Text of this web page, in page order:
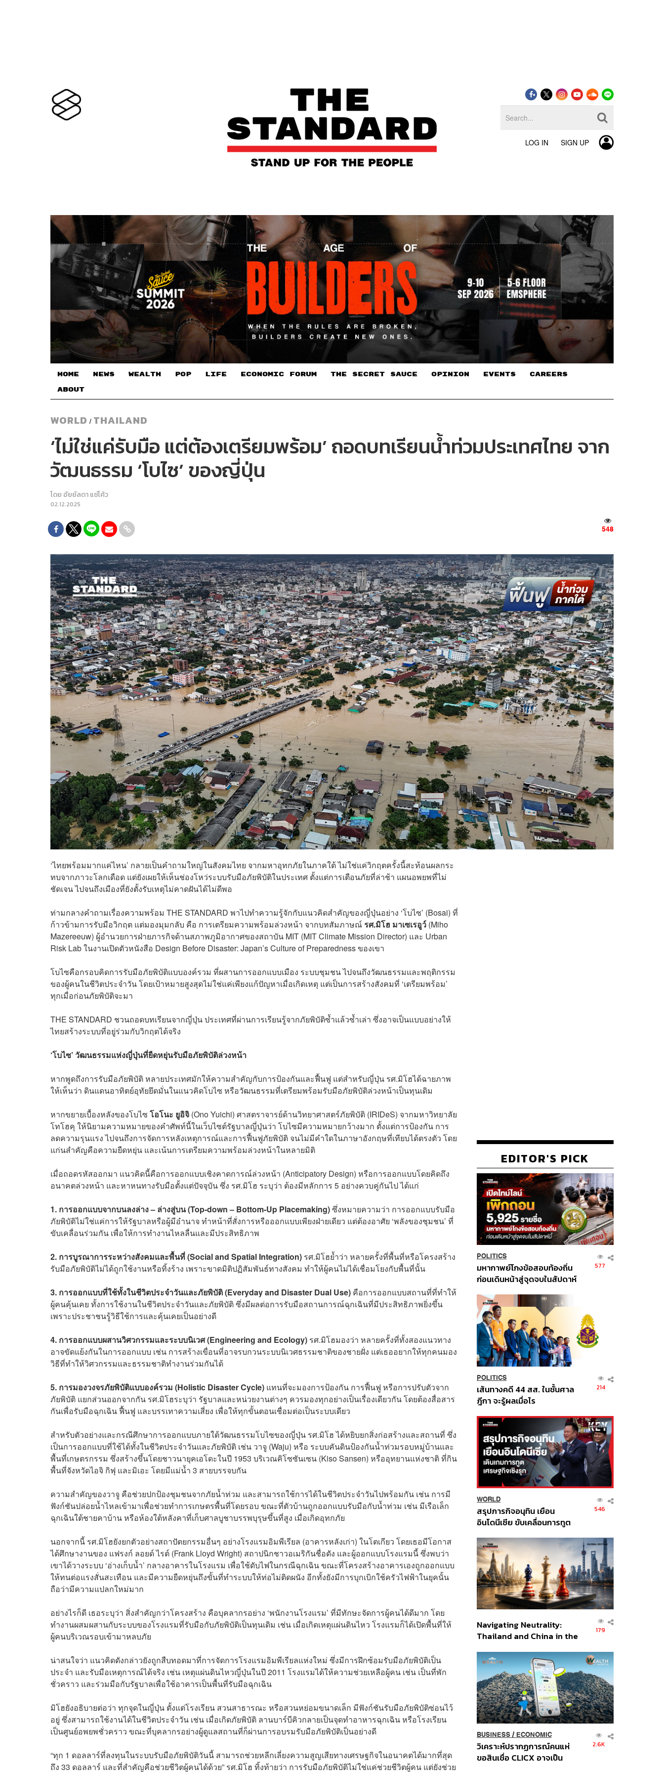
LOG IN SIGN UP
HOME NEWS WEALTH POP LIFE ECONOMIC FORUM THE SECRET SAUCE​ OPINION EVENTS CAREERS
ABOUT
WORLD / THAILAND
‘ไม่ใช่แค่รับมือ แต่ต้องเตรียมพร้อม’ ถอดบทเรียนน้ำท่วมประเทศไทย จาก
วัฒนธรรม ‘โบไซ’ ของญี่ปุ่น
โดย อัยย์ลดา แซ่โค้ว
02.12.2025
548
‘ไทยพร้อมมากแค่ไหน’ กลายเป็นคำถามใหญ่ในสังคมไทย จากมหาอุทกภัยในภาคใต้ ไม่ใช่แค่วิกฤตครั้งนี้สะท้อนผลกระ
ทบจากภาวะโลกเดือด แต่ยังเผยให้เห็นช่องโหว่ระบบรับมือภัยพิบัติในประเทศ ตั้งแต่การเตือนภัยที่ล่าช้า แผนอพยพที่ไม่
ชัดเจน ไปจนถึงเมืองที่ยังตั้งรับเหตุไม่คาดฝันได้ไม่ดีพอ
ท่ามกลางคำถามเรื่องความพร้อม THE STANDARD พาไปทำความรู้จักกับแนวคิดสำคัญของญี่ปุ่นอย่าง ‘โบไซ’ (Bosai) ที่
ก้าวข้ามการรับมือวิกฤต แต่มองมุมกลับ คือ การเตรียมความพร้อมล่วงหน้า จากบทสัมภาษณ์ รศ.มิโฮ มาเซเรอูว์ (Miho
Mazereeuw) ผู้อำนวยการฝ่ายภารกิจด้านสภาพภูมิอากาศของสถาบัน MIT (MIT Climate Mission Director) และ Urban
Risk Lab ในงานเปิดตัวหนังสือ Design Before Disaster: Japan’s Culture of Preparedness ของเขา
โบไซคือกรอบคิดการรับมือภัยพิบัติแบบองค์รวม ที่ผสานการออกแบบเมือง ระบบชุมชน ไปจนถึงวัฒนธรรมและพฤติกรรม
ของผู้คนในชีวิตประจำวัน โดยเป้าหมายสูงสุดไม่ใช่แค่เพียงแก้ปัญหาเมื่อเกิดเหตุ แต่เป็นการสร้างสังคมที่ ‘เตรียมพร้อม’
ทุกเมื่อก่อนภัยพิบัติจะมา
THE STANDARD ชวนถอดบทเรียนจากญี่ปุ่น ประเทศที่ผ่านการเรียนรู้จากภัยพิบัติซ้ำแล้วซ้ำเล่า ซึ่งอาจเป็นแบบอย่างให้
ไทยสร้างระบบที่อยู่ร่วมกับวิกฤตได้จริง
‘โบไซ’ วัฒนธรรมแห่งญี่ปุ่นที่ยืดหยุ่นรับมือภัยพิบัติล่วงหน้า
หากพูดถึงการรับมือภัยพิบัติ หลายประเทศมักให้ความสำคัญกับการป้องกันและฟื้นฟู แต่สำหรับญี่ปุ่น รศ.มิโฮได้ฉายภาพ
ให้เห็นว่า ดินแดนอาทิตย์อุทัยยึดมั่นในแนวคิดโบไซ หรือวัฒนธรรมที่เตรียมพร้อมรับมือภัยพิบัติล่วงหน้าเป็นทุนเดิม
หากขยายเบื้องหลังของโบไซ โอโนะ ยูอิจิ (Ono Yuichi) ศาสตราจารย์ด้านวิทยาศาสตร์ภัยพิบัติ (IRIDeS) จากมหาวิทยาลัย
โทโฮคุ ให้นิยามความหมายของคำศัพท์นี้ในเว็บไซต์รัฐบาลญี่ปุ่นว่า โบไซมีความหมายกว้างมาก ตั้งแต่การป้องกัน การ
ลดความรุนแรง ไปจนถึงการจัดการหลังเหตุการณ์และการฟื้นฟูภัยพิบัติ จนไม่มีคำใดในภาษาอังกฤษที่เทียบได้ตรงตัว โดย
แก่นสำคัญคือความยืดหยุ่น และเน้นการเตรียมความพร้อมล่วงหน้าในหลายมิติ
เมื่อถอดรหัสออกมา แนวคิดนี้คือการออกแบบเชิงคาดการณ์ล่วงหน้า (Anticipatory Design) หรือการออกแบบโดยคิดถึง
อนาคตล่วงหน้า และหาหนทางรับมือตั้งแต่ปัจจุบัน ซึ่ง รศ.มิโฮ ระบุว่า ต้องมีหลักการ 5 อย่างควบคู่กันไป ได้แก่
1. การออกแบบจากบนลงล่าง – ล่างสู่บน (Top-down – Bottom-Up Placemaking)ซึ่งหมายความว่า การออกแบบรับมือ
ภัยพิบัติไม่ใช่แค่การให้รัฐบาลหรือผู้มีอำนาจ ทำหน้าที่สั่งการหรือออกแบบเพียงฝ่ายเดียว แต่ต้องอาศัย ‘พลังของชุมชน’ ที่
ขับเคลื่อนร่วมกัน เพื่อให้การทำงานไหลลื่นและมีประสิทธิภาพ
2. การบูรณาการระหว่างสังคมและพื้นที่ (Social and Spatial Integration) รศ.มิโฮย้ำว่า หลายครั้งที่พื้นที่หรือโครงสร้าง
รับมือภัยพิบัติไม่ได้ถูกใช้งานหรือทิ้งร้าง เพราะขาดมิติปฏิสัมพันธ์ทางสังคม ทำให้ผู้คนไม่ได้เชื่อมโยงกับพื้นที่นั้น
3. การออกแบบที่ใช้ทั้งในชีวิตประจำวันและภัยพิบัติ (Everyday and Disaster Dual Use) คือการออกแบบสถานที่ที่ทำให้
ผู้คนคุ้นเคย ทั้งการใช้งานในชีวิตประจำวันและภัยพิบัติ ซึ่งมีผลต่อการรับมือสถานการณ์ฉุกเฉินที่มีประสิทธิภาพยิ่งขึ้น
เพราะประชาชนรู้วิธีใช้การและคุ้นเคยเป็นอย่างดี
4. การออกแบบผสานวิศวกรรมและระบบนิเวศ (Engineering and Ecology) รศ.มิโฮมองว่า หลายครั้งที่ทั้งสองแนวทาง
อาจขัดแย้งกันในการออกแบบ เช่น การสร้างเขื่อนที่อาจรบกวนระบบนิเวศธรรมชาติของชายฝั่ง แต่เธออยากให้ทุกคนมอง
วิธีที่ทำให้วิศวกรรมและธรรมชาติทำงานร่วมกันได้
5. การมองวงจรภัยพิบัติแบบองค์รวม (Holistic Disaster Cycle) แทนที่จะมองการป้องกัน การฟื้นฟู หรือการปรับตัวจาก
ภัยพิบัติ แยกส่วนออกจากกัน รศ.มิโฮระบุว่า รัฐบาลและหน่วยงานต่างๆ ควรมองทุกอย่างเป็นเรื่องเดียวกัน โดยต้องสื่อสาร
กันเพื่อรับมือฉุกเฉิน ฟื้นฟู และบรรเทาความเสี่ยง เพื่อให้ทุกขั้นตอนเชื่อมต่อเป็นระบบเดียว
สำหรับตัวอย่างและกรณีศึกษาการออกแบบภายใต้วัฒนธรรมโบไซของญี่ปุ่น รศ.มิโฮ ได้หยิบยกสิ่งก่อสร้างและสถานที่ ซึ่ง
เป็นการออกแบบที่ใช้ได้ทั้งในชีวิตประจำวันและภัยพิบัติ เช่น วาจู (Waju) หรือ ระบบคันดินป้องกันน้ำท่วมรอบหมู่บ้านและ
พื้นที่เกษตรกรรม ซึ่งสร้างขึ้นโดยชาวนายุคเอโดะในปี 1953 บริเวณคิโซซันเซน (Kiso Sansen) หรืออุทยานแห่งชาติ ที่กิน
พื้นที่จังหวัดไอจิ กิฟุ และมิเอะ โดยมีแม่น้ำ 3 สายบรรจบกัน
ความสำคัญของวาจู คือช่วยปกป้องชุมชนจากภัยน้ำท่วม และสามารถใช้การได้ในชีวิตประจำวันไปพร้อมกัน เช่น การมี
ฟังก์ชันปล่อยน้ำไหลเข้ามาเพื่อช่วยทำการเกษตรพื้นที่โดยรอบ ขณะที่ตัวบ้านถูกออกแบบรับมือกับน้ำท่วม เช่น มีเรือเล็ก
ฉุกเฉินใต้ชายคาบ้าน หรือห้องใต้หลังคาที่เก็บศาลบูชาบรรพบุรุษขึ้นที่สูง เมื่อเกิดอุทกภัย
นอกจากนี้ รศ.มิโฮยังยกตัวอย่างสถาปัตยกรรมอื่นๆ อย่างโรงแรมอิมพีเรียล (อาคารหลังเก่า) ในโตเกียว โดยเธอมีโอกาส
ได้ศึกษางานของ แฟรงก์ ลอยด์ ไรต์ (Frank Lloyd Wright) สถาปนิกชาวอเมริกันชื่อดัง และผู้ออกแบบโรงแรมนี้ ซึ่งพบว่า
เขาได้วางระบบ ‘อ่างเก็บน้ำ’ กลางอาคารในโรงแรม เพื่อใช้ดับไฟในกรณีฉุกเฉิน ขณะที่โครงสร้างอาคารเองถูกออกแบบ
ให้ทนต่อแรงสั่นสะเทือน และมีความยืดหยุ่นถึงขั้นที่ทำระบบให้ท่อไม่ติดผนัง อีกทั้งยังมีการบุกเบิกใช้ครัวไฟฟ้าในยุคนั้น
ถือว่ามีความแปลกใหม่มาก
อย่างไรก็ดี เธอระบุว่า สิ่งสำคัญกว่าโครงสร้าง คือบุคลากรอย่าง ‘พนักงานโรงแรม’ ที่มีทักษะจัดการผู้คนได้ดีมาก โดย
ทำงานผสมผสานกับระบบของโรงแรมที่รับมือกับภัยพิบัติเป็นทุนเดิม เช่น เมื่อเกิดเหตุแผ่นดินไหว โรงแรมก็ได้เปิดพื้นที่ให้
ผู้คนบริเวณรอบเข้ามาหลบภัย
น่าสนใจว่า แนวคิดดังกล่าวยังถูกสืบทอดมาที่การจัดการโรงแรมอิมพีเรียลแห่งใหม่ ซึ่งมีการฝึกซ้อมรับมือภัยพิบัติเป็น
ประจำ และรับมือเหตุการณ์ได้จริง เช่น เหตุแผ่นดินไหวญี่ปุ่นในปี 2011 โรงแรมได้ให้ความช่วยเหลือผู้คน เช่น เป็นที่พัก
ชั่วคราว และร่วมมือกับรัฐบาลเพื่อใช้อาคารเป็นพื้นที่รับมือฉุกเฉิน
มิโฮยังอธิบายต่อว่า ทุกจุดในญี่ปุ่น ตั้งแต่โรงเรียน สวนสาธารณะ หรือสวนหย่อมขนาดเล็ก มีฟังก์ชันรับมือภัยพิบัติซ่อนไว้
อยู่ ซึ่งสามารถใช้งานได้ในชีวิตประจำวัน เช่น เมื่อเกิดภัยพิบัติ ลานบาร์บีคิวกลายเป็นจุดทำอาหารฉุกเฉิน หรือโรงเรียน
เป็นศูนย์อพยพชั่วคราว ขณะที่บุคลากรอย่างผู้ดูแลสถานที่ก็ผ่านการอบรมรับมือภัยพิบัติเป็นอย่างดี
“ทุก 1 ดอลลาร์ที่ลงทุนในระบบรับมือภัยพิบัติวันนี้ สามารถช่วยหลีกเลี่ยงความสูญเสียทางเศรษฐกิจในอนาคตได้มากที่สุด
ถึง 33 ดอลลาร์ และที่สำคัญคือช่วยชีวิตผู้คนได้ด้วย” รศ.มิโฮ ทิ้งท้าย​ว่า การรับมือภัยพิบัติไม่ใช่แค่ช่วยชีวิตผู้คน แต่ยังช่วย
EDITOR'S PICK
POLITICS
มหากาพย์โกงข้อสอบท้องถิ่น
ก่อนเดินหน้าสู่จุดจบในสัปดาห์
577
POLITICS
เส้นทางคดี 44 สส. ในชั้นศาล
ฎีกา จะรู้ผลเมื่อไร
214
WORLD
สรุปภารกิจอนุทิน เยือน
อินโดนีเซีย ขับเคลื่อนการทูต
ส่วนยุทธศาสตร์ไทย –
อินโดนีเซีย
546
Navigating Neutrality:
Thailand and China in the
Order
179
BUSINESS/ ECONOMIC
วิเคราะห์ปรากฏการณ์คนแห่
ขอสินเชื่อ CLICX อาจเป็น
2.6K